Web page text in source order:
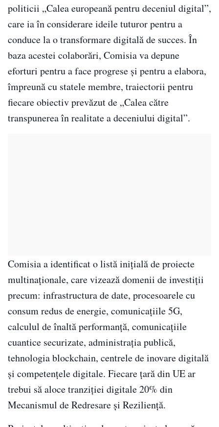
politicii „Calea europeană pentru deceniul digital”,
care ia în considerare ideile tuturor pentru a
conduce la o transformare digitală de succes. În
baza acestei colaborări, Comisia va depune
eforturi pentru a face progrese și pentru a elabora,
împreună cu statele membre, traiectorii pentru
fiecare obiectiv prevăzut de „Calea către
transpunerea în realitate a deceniului digital”.
Comisia a identificat o listă inițială de proiecte
multinaționale, care vizează domenii de investiții
precum: infrastructura de date, procesoarele cu
consum redus de energie, comunicațiile 5G,
calculul de înaltă performanță, comunicațiile
cuantice securizate, administrația publică,
tehnologia blockchain, centrele de inovare digitală
și competențele digitale. Fiecare țară din UE ar
trebui să aloce tranziției digitale 20% din
Mecanismul de Redresare și Reziliență.